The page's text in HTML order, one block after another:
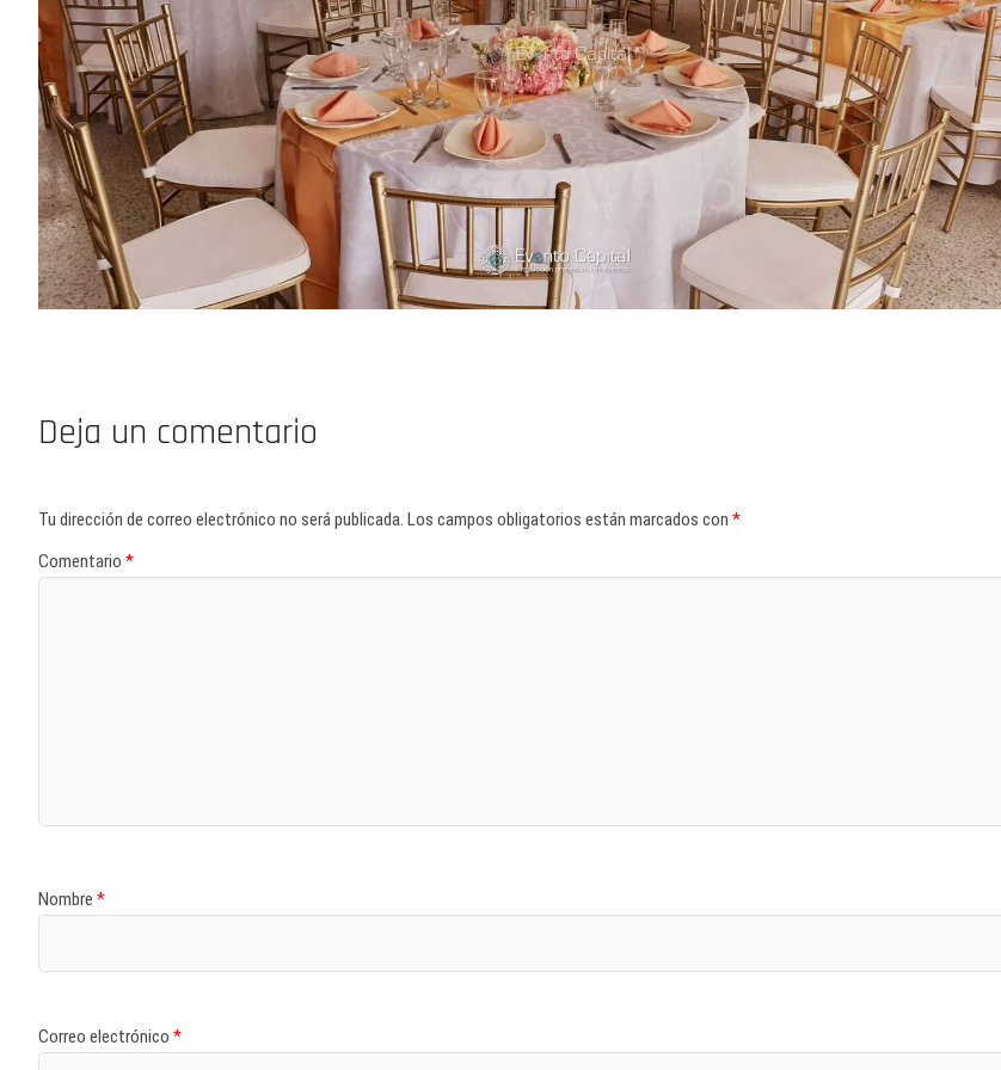
Deja un comentario
Tu dirección de correo electrónico no será publicada. Los campos obligatorios están marcados con *
Comentario *
Nombre *
Correo electrónico *